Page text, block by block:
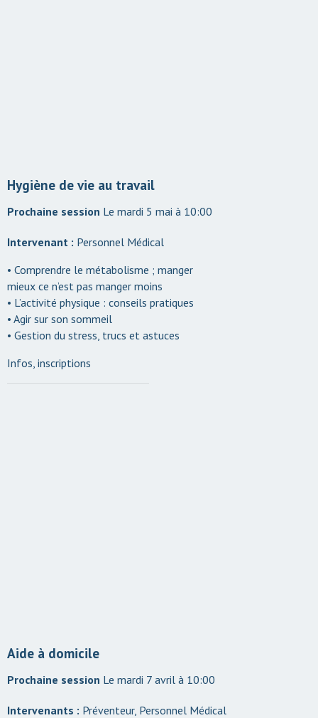
Hygiène de vie au travail
Le mardi 5 mai à 10:00
Intervenant : Personnel Médical
• Comprendre le métabolisme ; manger
mieux ce n’est pas manger moins
• L’activité physique : conseils pratiques
• Agir sur son sommeil
• Gestion du stress, trucs et astuces
Infos, inscriptions
Aide à domicile
Le mardi 7 avril à 10:00
Intervenants : Préventeur, Personnel Médical